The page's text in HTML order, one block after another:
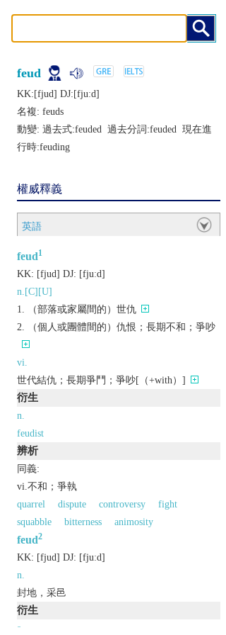
feud
KK:[fjud] DJ:[fjuːd]
名複: feuds
動變: 過去式:feuded 過去分詞:feuded 現在進
行時:feuding
權威釋義
英語
feud1
KK: [fjud] DJ: [fjuːd]
n.[C][U]
（部落或家屬間的）世仇
（個人或團體間的）仇恨；長期不和；爭吵
vi.
世代結仇；長期爭鬥；爭吵[（+with）]
衍生
n.
feudist
辨析
同義:
vi.不和；爭執
quarrel
dispute controversy
fight
squabble
bitterness animosity
feud2
KK: [fjud] DJ: [fjuːd]
n.
封地，采邑
衍生
a.